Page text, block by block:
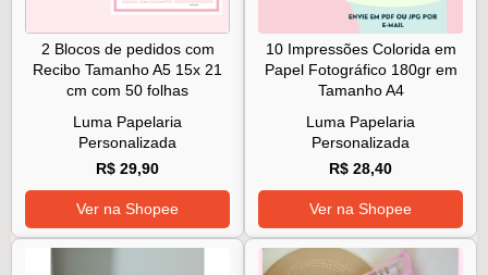
2 Blocos de pedidos com
Recibo Tamanho A5 15x 21
cm com 50 folhas
Luma Papelaria
Personalizada
R$ 29,90
Ver na Shopee
10 Impressões Colorida em
Papel Fotográfico 180gr em
Tamanho A4
Luma Papelaria
Personalizada
R$ 28,40
Ver na Shopee